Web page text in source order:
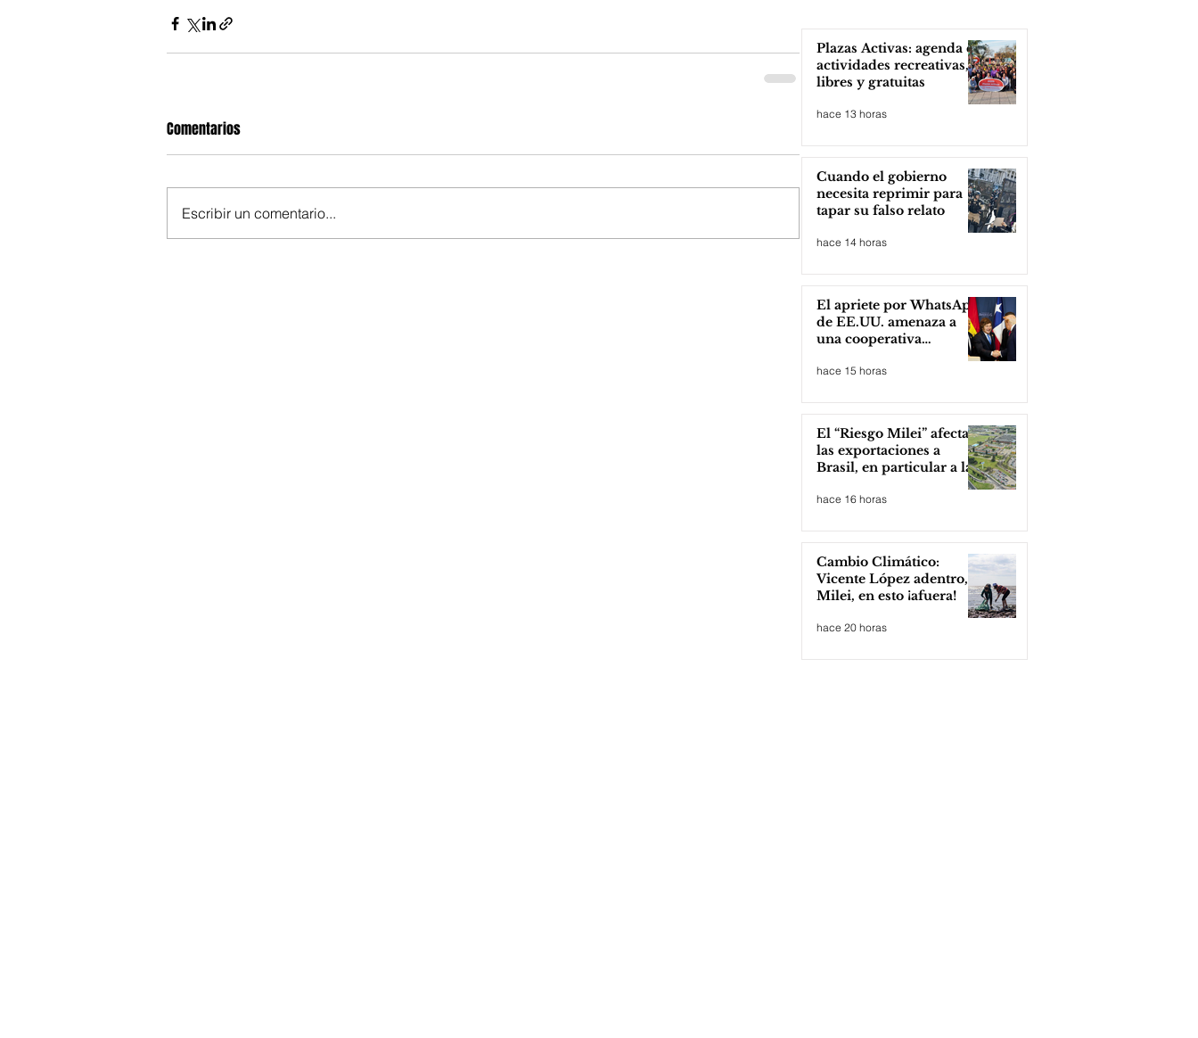
Comentarios
Escribir un comentario...
Plazas Activas: agenda de
actividades recreativas,
libres y gratuitas
hace 13 horas
Cuando el gobierno
necesita reprimir para
tapar su falso relato
hace 14 horas
El apriete por WhatsApp
de EE.UU. amenaza a
una cooperativa
argentina para boicotear
a Huawei
hace 15 horas
El “Riesgo Milei” afecta
las exportaciones a
Brasil, en particular a la
industria automotriz de
la provincia
hace 16 horas
Cambio Climático:
Vicente López adentro,
Milei, en esto ¡afuera!
hace 20 horas